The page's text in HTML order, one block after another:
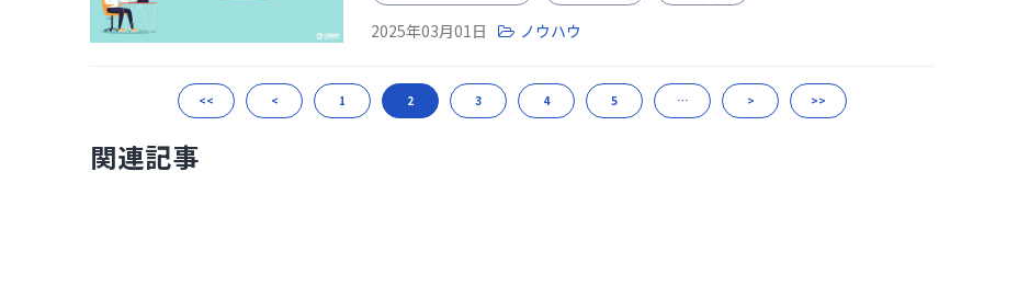
2025年03月01日
ノウハウ
<< < 1 2 3 4 5 … > >>
関連記事